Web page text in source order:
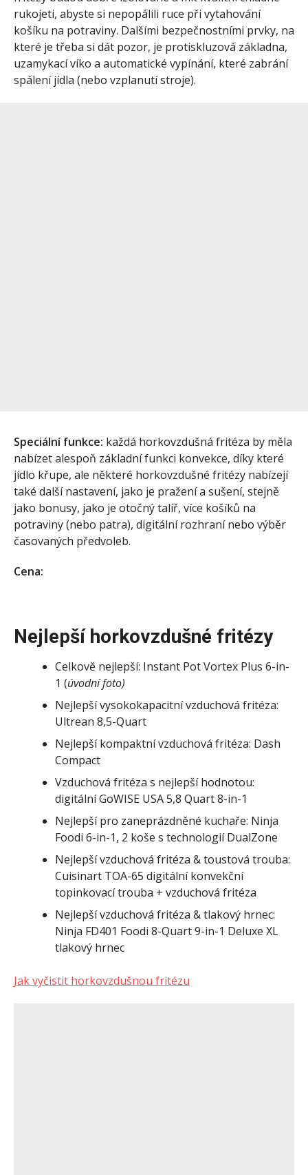
rukojeti, abyste si nepopálili ruce při vytahování
košíku na potraviny. Dalšími bezpečnostními prvky, na
které je třeba si dát pozor, je protiskluzová základna,
uzamykací víko a automatické vypínání, které zabrání
spálení jídla (nebo vzplanutí stroje).
Speciální funkce: každá horkovzdušná fritéza by měla
nabízet alespoň základní funkci konvekce, díky které
jídlo křupe, ale některé horkovzdušné fritézy nabízejí
také další nastavení, jako je pražení a sušení, stejně
jako bonusy, jako je otočný talíř, více košíků na
potraviny (nebo patra), digitální rozhraní nebo výběr
časovaných předvoleb.
Cena:
Nejlepší horkovzdušné fritézy
Celkově nejlepší: Instant Pot Vortex Plus 6-in-
1 (úvodní foto)
Nejlepší vysokokapacitní vzduchová fritéza:
Ultrean 8,5-Quart
Nejlepší kompaktní vzduchová fritéza: Dash
Compact
Vzduchová fritéza s nejlepší hodnotou:
digitální GoWISE USA 5,8 Quart 8-in-1
Nejlepší pro zaneprázdněné kuchaře: Ninja
Foodi 6-in-1, 2 koše s technologií DualZone
Nejlepší vzduchová fritéza & toustová trouba:
Cuisinart TOA-65 digitální konvekční
topinkovací trouba + vzduchová fritéza
Nejlepší vzduchová fritéza & tlakový hrnec:
Ninja FD401 Foodi 8-Quart 9-in-1 Deluxe XL
tlakový hrnec
Jak vyčistit horkovzdušnou fritézu